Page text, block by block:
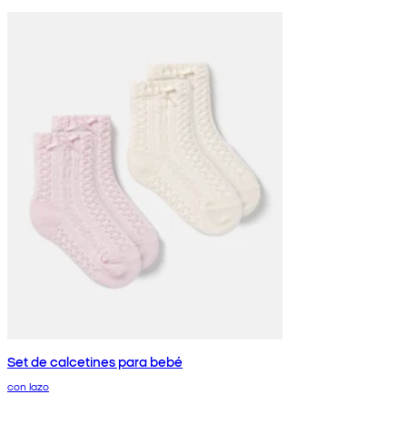
Set de calcetines para bebé
con lazo